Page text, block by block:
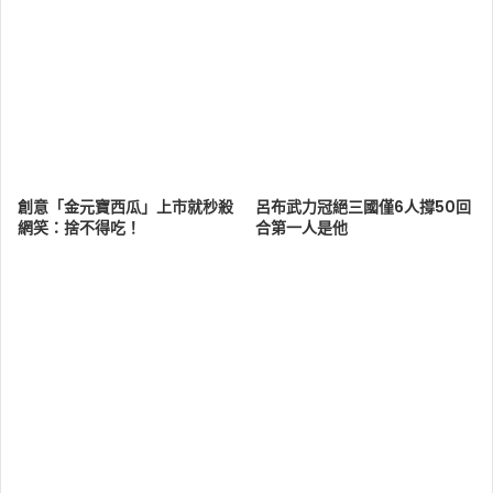
創意「金元寶西瓜」上市就秒殺
網笑：捨不得吃！
呂布武力冠絕三國僅6人撐50回
合第一人是他